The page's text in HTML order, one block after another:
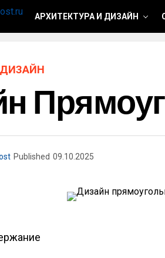
АРХИТЕКТУРА И ДИЗАЙН
Published 09.10.2025